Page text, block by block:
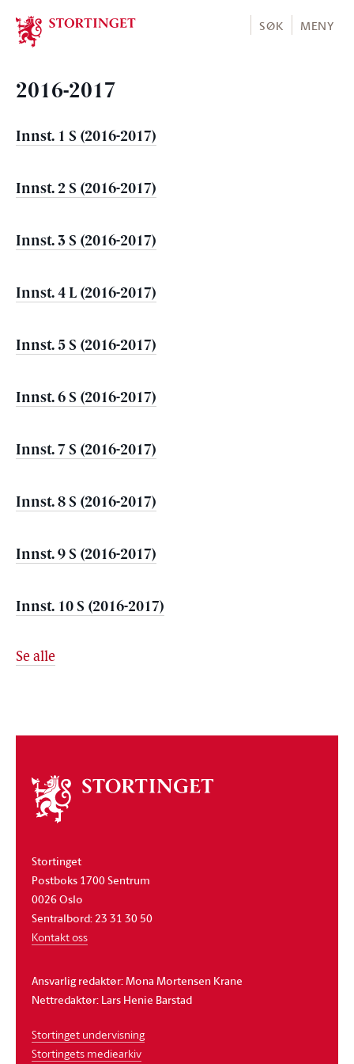
Stortinget.no
SØK MENY
2016-2017
Innst. 1 S (2016-2017)
Innst. 2 S (2016-2017)
Innst. 3 S (2016-2017)
Innst. 4 L (2016-2017)
Innst. 5 S (2016-2017)
Innst. 6 S (2016-2017)
Innst. 7 S (2016-2017)
Innst. 8 S (2016-2017)
Innst. 9 S (2016-2017)
Innst. 10 S (2016-2017)
Se alle
Om
stortinget
Stortinget
Postboks 1700 Sentrum
0026 Oslo
Sentralbord: 23 31 30 50
Kontakt oss
Ansvarlig redaktør: Mona Mortensen Krane
Nettredaktør: Lars Henie Barstad
Stortinget undervisning
Stortingets mediearkiv